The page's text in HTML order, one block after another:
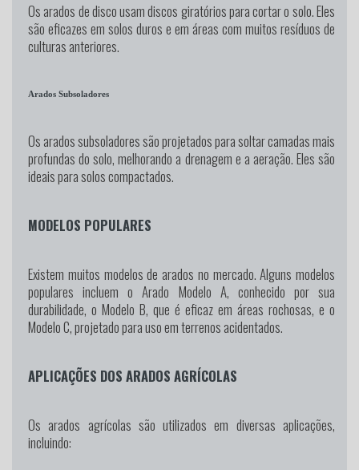
Os arados de disco usam discos giratórios para cortar o solo. Eles
são eficazes em solos duros e em áreas com muitos resíduos de
culturas anteriores.
Arados Subsoladores
Os arados subsoladores são projetados para soltar camadas mais
profundas do solo, melhorando a drenagem e a aeração. Eles são
ideais para solos compactados.
MODELOS POPULARES
Existem muitos modelos de arados no mercado. Alguns modelos
populares incluem o Arado Modelo A, conhecido por sua
durabilidade, o Modelo B, que é eficaz em áreas rochosas, e o
Modelo C, projetado para uso em terrenos acidentados.
APLICAÇÕES DOS ARADOS AGRÍCOLAS
Os arados agrícolas são utilizados em diversas aplicações,
incluindo: